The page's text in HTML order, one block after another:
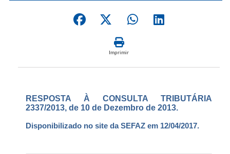
Imprimir
RESPOSTA À CONSULTA TRIBUTÁRIA
2337/2013, de 10 de Dezembro de 2013.
Disponibilizado no site da SEFAZ em 12/04/2017.